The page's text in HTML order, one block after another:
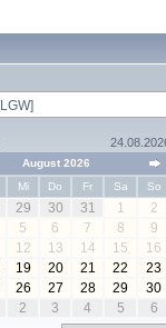
August 2026
Mi Do Fr Sa So
29 30 31 1
2
5 6 7 8
9
12 13 14 15
16
19 20 21 22
23
26 27 28 29
30
2 3 4 5 6